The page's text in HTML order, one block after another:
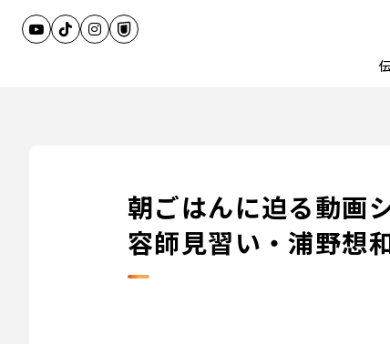
朝ごはんに迫る動画
容師見習い・浦野想